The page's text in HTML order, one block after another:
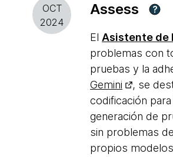
OCT
2024
Assess ?
El Asistente de
problemas con
pruebas y la
Gemini
, se
codificación
generación de
sin problemas
propios